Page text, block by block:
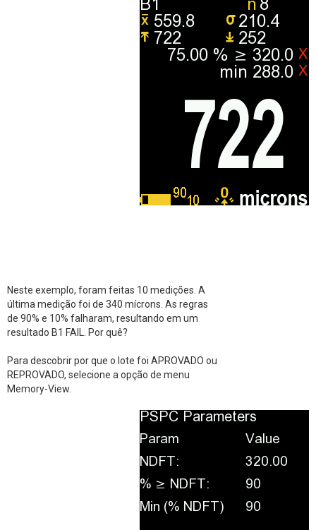
Neste exemplo, foram feitas 10 medições. A
última medição foi de 340 mícrons. As regras
de 90% e 10% falharam, resultando em um
resultado B1 FAIL. Por quê?
Para descobrir por que o lote foi APROVADO ou
REPROVADO, selecione a opção de menu
Memory-View.